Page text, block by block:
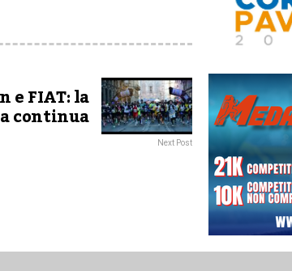
e FIAT: la
continua
Next Post